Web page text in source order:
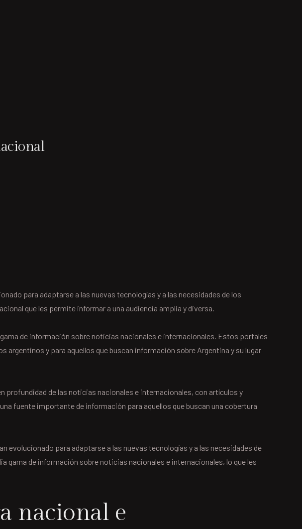
para adaptarse a las nuevas tecnologías y a las necesidades de los
que les permite informar a una audiencia amplia y diversa.
de información sobre noticias nacionales e internacionales. Estos portales
y para aquellos que buscan información sobre Argentina y su lugar
de las noticias nacionales e internacionales, con artículos y
fuente importante de información para aquellos que buscan una cobertura
evolucionado para adaptarse a las nuevas tecnologías y a las necesidades de
de información sobre noticias nacionales e internacionales, lo que les
nacional e